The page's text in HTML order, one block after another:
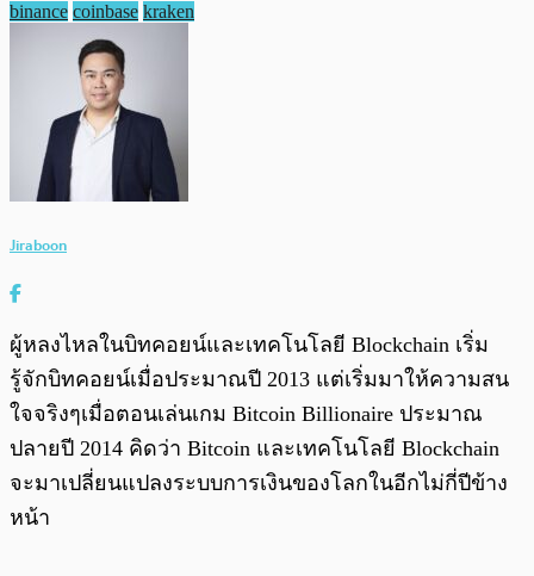
binance coinbase kraken
Jiraboon
ผู้หลงไหลในบิทคอยน์และเทคโนโลยี Blockchain เริ่ม
รู้จักบิทคอยน์เมื่อประมาณปี 2013 แต่เริ่มมาให้ความสน
ใจจริงๆเมื่อตอนเล่นเกม Bitcoin Billionaire ประมาณ
ปลายปี 2014 คิดว่า Bitcoin และเทคโนโลยี Blockchain
จะมาเปลี่ยนแปลงระบบการเงินของโลกในอีกไม่กี่ปีข้าง
หน้า